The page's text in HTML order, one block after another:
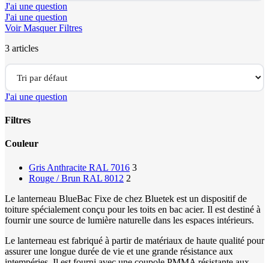
J'ai une question
J'ai une question
Voir Masquer Filtres
3 articles
J'ai une question
Filtres
Close
Couleur
Gris Anthracite RAL 7016 3
Rouge / Brun RAL 8012 2
Le lanterneau BlueBac Fixe de chez Bluetek est un dispositif de
toiture spécialement conçu pour les toits en bac acier. Il est destiné à
fournir une source de lumière naturelle dans les espaces intérieurs.
Le lanterneau est fabriqué à partir de matériaux de haute qualité pour
assurer une longue durée de vie et une grande résistance aux